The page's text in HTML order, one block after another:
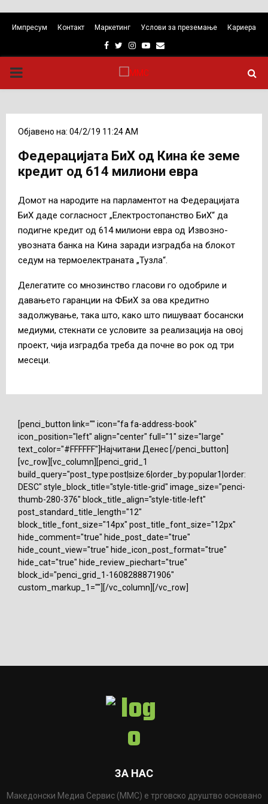
Импресум Контакт Маркетинг Услови за преземање Кариера
Facebook
TwitterInstagram
Youtube
Email
PRIMARY
Објавено на: 04/2/19 11:24 AM
Федерацијата БиХ од Кина ќе земе
кредит од 614 милиони евра
Домот на народите на парламентот на Федерацијата
БиХ даде согласност „Електростопанство БиХ“ да
подигне кредит од 614 милиони евра од Извозно-
увозната банка на Кина заради изградба на блокот
седум на термоелектраната „Тузла“.
Делегатите со мнозинство гласови го одобриле и
давањето гаранции на ФБиХ за ова кредитно
задолжување, така што, како што пишуваат босански
медиуми, стекнати се условите за реализација на овој
проект, чија изградба треба да почне во рок од три
месеци.
[penci_button link="" icon="fa fa-address-book"
icon_position="left" align="center" full="1" size="large"
text_color="#FFFFFF"]Најчитани Денес [/penci_button]
[vc_row][vc_column][penci_grid_1
build_query="post_type:post|size:6|order_by:popular1|order:
DESC" style_block_title="style-title-grid" image_size="penci-
thumb-280-376" block_title_align="style-title-left"
post_standard_title_length="12"
block_title_font_size="14px" post_title_font_size="12px"
hide_comment="true" hide_post_date="true"
hide_count_view="true" hide_icon_post_format="true"
hide_cat="true" hide_review_piechart="true"
block_id="penci_grid_1-1608288871906"
custom_markup_1=""][/vc_column][/vc_row]
ЗА НАС
Македонски Медиа Сервис (ММС) е трговско друштво основано